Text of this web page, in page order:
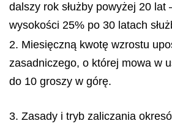
dalszy rok służby powyżej 20 lat
wysokości 25% po 30 latach
2. Miesięczną kwotę wzrostu
zasadniczego, o której mowa w
do 10 groszy w górę.
3. Zasady i tryb zaliczania